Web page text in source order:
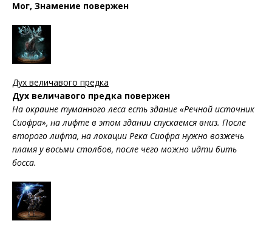
Мог, Знамение повержен
Дух величавого предка
Дух величавого предка повержен
На окраине туманного леса есть здание «Речной источник
Сиофра», на лифте в этом здании спускаемся вниз. После
второго лифта, на локации Река Сиофра нужно возжечь
пламя у восьми столбов, после чего можно идти бить
босса.